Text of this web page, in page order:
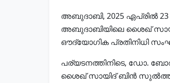
അബുദാബി, 2025 ഏപ്രിൽ
അബുദാബിയിലെ ശൈഖ്
ഔദ്യോഗിക പ്രതിനിധി
പര്യടനത്തിനിടെ, ഡോ.
ശൈഖ് സായിദ് ബിൻ